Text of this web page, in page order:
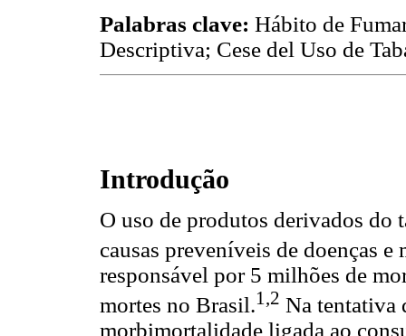
Palabras clave: Hábito de
Descriptiva; Cese del Uso de
Introdução
O uso de produtos derivados do
causas preveníveis de doenças
responsável por 5 milhões de
mortes no Brasil.1,2 Na tentativa
morbimortalidade ligada ao